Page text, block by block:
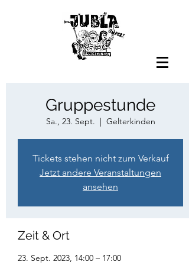
Gruppestunde
Sa., 23. Sept.
  |
Gelterkinden
Tickets stehen nicht zum Verkauf
Jetzt andere Veranstaltungen
ansehen
Zeit & Ort
23. Sept. 2023, 14:00 – 17:00